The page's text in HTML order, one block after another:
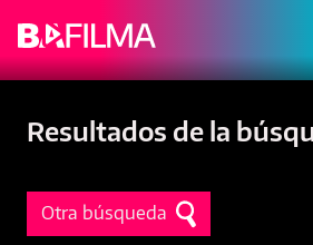
Resultados de la
Otra búsqueda